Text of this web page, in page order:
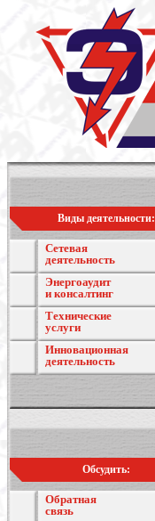
Виды деятельности:
Сетевая
деятельность
Энергоаудит
и консалтинг
Технические
услуги
Инновационная
деятельность
Обсудить:
Обратная
связь